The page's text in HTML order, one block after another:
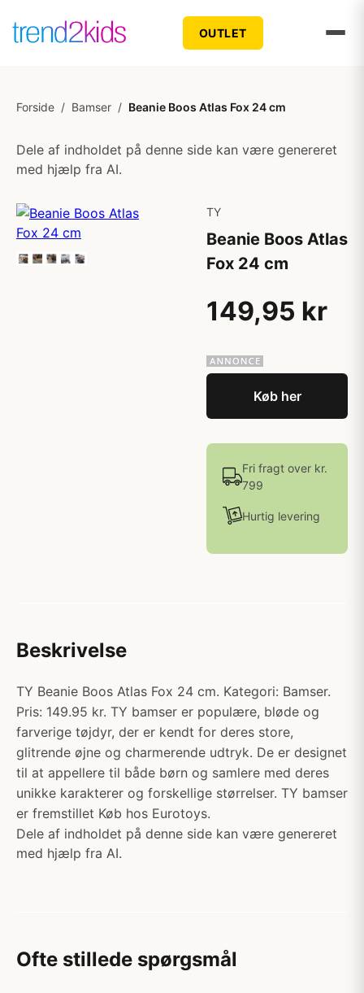
OUTLET
Forside / Bamser / Beanie Boos Atlas Fox 24 cm
Dele af indholdet på denne side kan være genereret
med hjælp fra AI.
TY
Beanie Boos Atlas
Fox 24 cm
149,95 kr
Køb her
Fri fragt over kr.
799
Hurtig levering
Beskrivelse
TY Beanie Boos Atlas Fox 24 cm. Kategori: Bamser.
Pris: 149.95 kr. TY bamser er populære, bløde og
farverige tøjdyr, der er kendt for deres store,
glitrende øjne og charmerende udtryk. De er designet
til at appellere til både børn og samlere med deres
unikke karakterer og forskellige størrelser. TY bamser
er fremstillet Køb hos Eurotoys.
Dele af indholdet på denne side kan være genereret
med hjælp fra AI.
Ofte stillede spørgsmål